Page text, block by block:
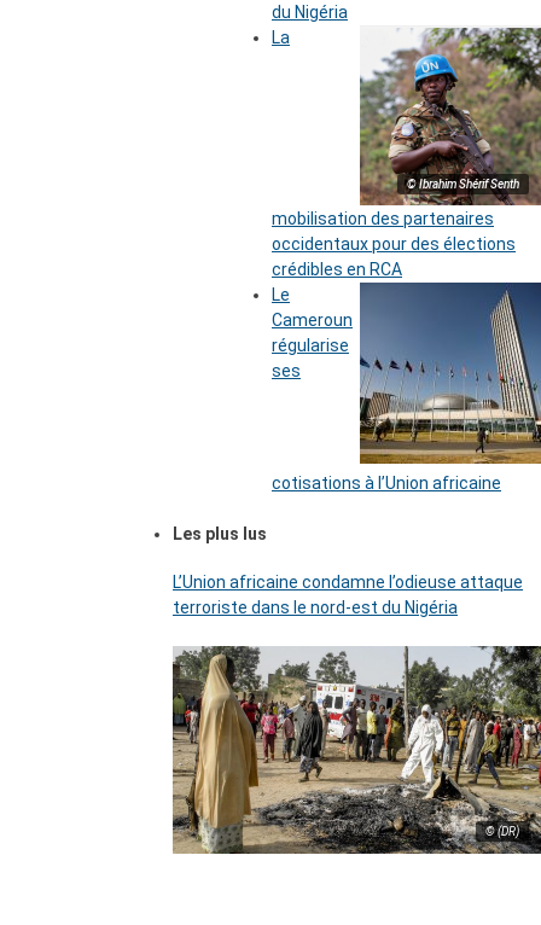
du Nigéria
© Ibrahim Shérif Senth
La
mobilisation des partenaires
occidentaux pour des élections
crédibles en RCA
Le
Cameroun
régularise
ses
cotisations à l’Union africaine
Les plus lus
L’Union africaine condamne l’odieuse attaque
terroriste dans le nord-est du Nigéria
© (DR)